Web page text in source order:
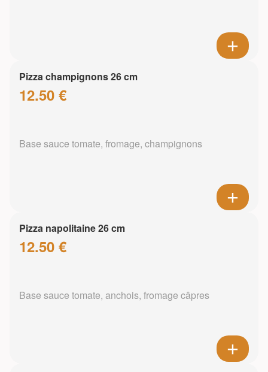
Pizza champignons 26 cm
12.50 €
Base sauce tomate, fromage, champignons
Pizza napolitaine 26 cm
12.50 €
Base sauce tomate, anchois, fromage câpres